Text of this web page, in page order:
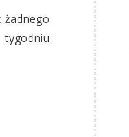
żadnego